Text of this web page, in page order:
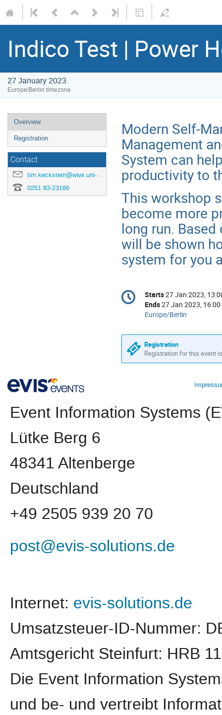
Indico Test | Power
27 January 2023
Europe/Berlin timezone
Event
menu
Overview
Registration
Contact
tim.keckstein@wiwi.uni-muenster.de
0251 83-23166
Modern Self-
Management
System can
productivity to
This workshop
become more
long run.
will be shown
system for you
Conference
information
Date/Time
Starts27 Jan 2023,
Ends27 Jan 2023, 16:00
All
are
in
Europe/Berlin
Europe/Berlin
Registration
Registration for this event
Event Information Systems
Lütke Berg 6
48341 Altenberge
Deutschland
+49 2505 939 20 70
post@evis-solutions.de
Internet: evis-solutions.de
Umsatzsteuer-ID-Nummer:
Amtsgericht Steinfurt: HRB
Die Event Information
und be- und vertreibt